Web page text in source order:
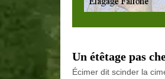
Un étêtage pas
Écimer dit scinder la